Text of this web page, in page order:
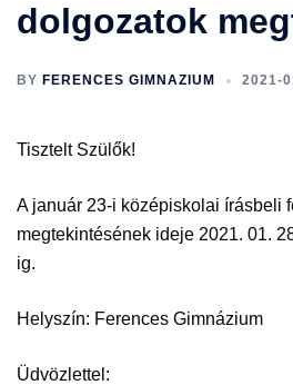
dolgozatok
BY FERENCES GIMNAZIUM 2021-
Tisztelt Szülők!
A január 23-i középiskolai írásbeli
megtekintésének ideje 2021. 01.
ig.
Helyszín: Ferences Gimnázium
Üdvözlettel: